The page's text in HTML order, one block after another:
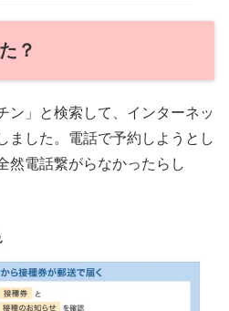
？
」と検索して、インターネッ
ました。電話で予約しようとし
然電話繋がらなかったらし